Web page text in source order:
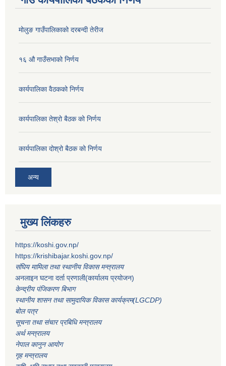
मोलुङ गाउँपालिकाको दरबन्दी तेरीज
१६ औ गाउँसभाको निर्णय
कार्यपालिका वैठकको निर्णय
कार्यपालिका तेश्रो बैठक को निर्णय
कार्यपालिका दोश्रो बैठक को निर्णय
अन्य
मुख्य लिंकहरु
https://koshi.gov.np/
https://krishibajar.koshi.gov.np/
संघिय मामिला तथा स्थानीय विकास मन्त्रालय
अनलाइन घटना दर्ता प्रणाली(कार्यालय प्रयोजन)
केन्द्रीय पंजिकरण बिभाग
स्थानीय शासन तथा सामुदायिक विकास कार्यक्रम(LGCDP)
बोल पत्र
सूचना तथा संचार प्रबिधि मन्त्रालय
अर्थ मन्त्रालय
नेपाल कानुन आयोग
गृह मन्त्रालय